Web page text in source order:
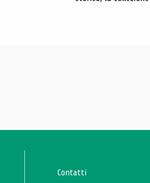
Contatti